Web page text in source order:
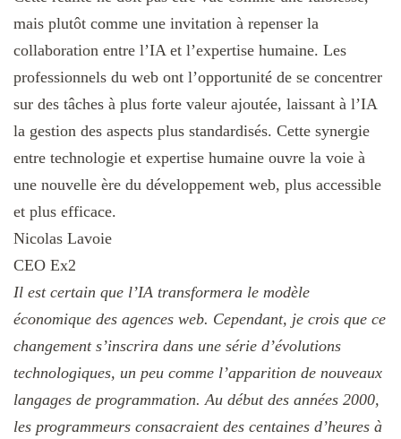
mais plutôt comme une invitation à repenser la
collaboration entre l’IA et l’expertise humaine. Les
professionnels du web ont l’opportunité de se concentrer
sur des tâches à plus forte valeur ajoutée, laissant à l’IA
la gestion des aspects plus standardisés. Cette synergie
entre technologie et expertise humaine ouvre la voie à
une nouvelle ère du développement web, plus accessible
et plus efficace.
Nicolas Lavoie
CEO Ex2
Il est certain que l’IA transformera le modèle
économique des agences web. Cependant, je crois que ce
changement s’inscrira dans une série d’évolutions
technologiques, un peu comme l’apparition de nouveaux
langages de programmation. Au début des années 2000,
les programmeurs consacraient des centaines d’heures à